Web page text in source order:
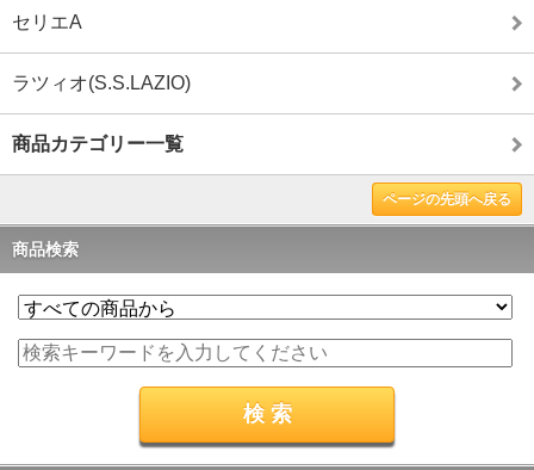
セリエA
ラツィオ(S.S.LAZIO)
商品カテゴリー一覧
ページの先頭へ戻る
商品検索